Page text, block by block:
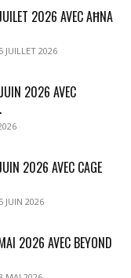
2026 AVEC AĦNA
JUILLET 2026
2026 AVEC
2026 AVEC CAGE
JUIN 2026
2026 AVEC BEYOND